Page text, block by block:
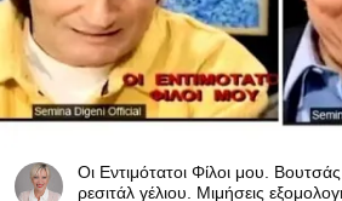
Οι Εντιμότατοι Φίλοι μου.
ρεσιτάλ γέλιου. Μιμήσεις